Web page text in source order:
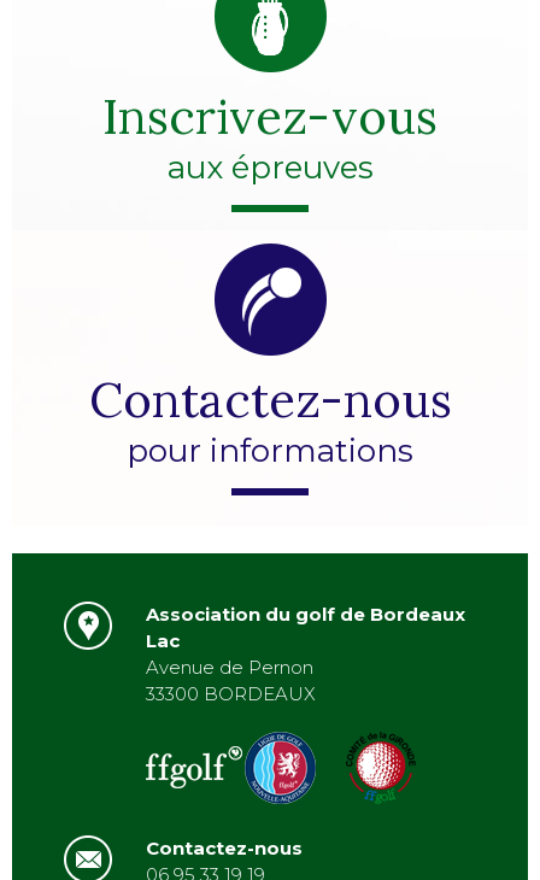
Inscrivez-vous
aux épreuves
Contactez-nous
pour informations
Association du golf de Bordeaux
Lac
Avenue de Pernon
33300 BORDEAUX
Contactez-nous
06 95 33 19 19